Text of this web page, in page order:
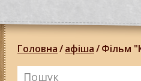
Головна/афіша/Фільм